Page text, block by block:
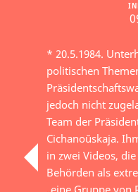
* 20.5.1984.
politischen
jedoch nicht
Team der
Cichanoŭskaja.
in zwei Videos,
Behörden als